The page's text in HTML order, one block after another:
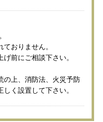
おりません。
前にご相談下さい。
の上、消防法、火災予防
く設置して下さい。